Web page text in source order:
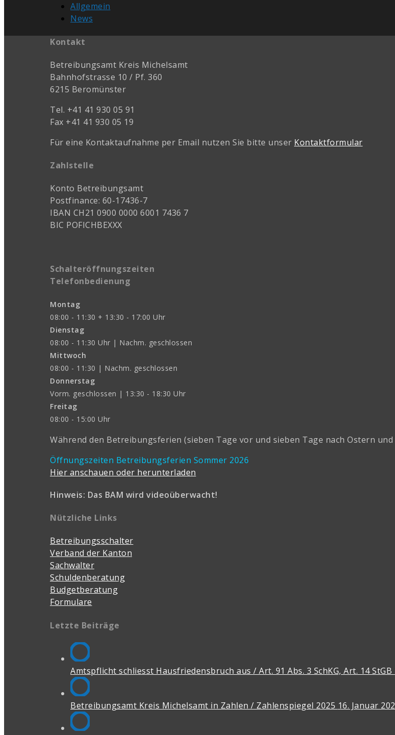
Allgemein
News
Kontakt
Betreibungsamt Kreis Michelsamt
Bahnhofstrasse 10 / Pf. 360
6215 Beromünster
Tel. +41 41 930 05 91
Fax +41 41 930 05 19
Für eine Kontaktaufnahme per Email nutzen Sie bitte unser Kontaktformular
Zahlstelle
Konto Betreibungsamt
Postfinance: 60-17436-7
IBAN CH21 0900 0000 6001 7436 7
BIC POFICHBEXXX
Schalteröffnungszeiten
Telefonbedienung
Montag
08:00 - 11:30 + 13:30 - 17:00 Uhr
Dienstag
08:00 - 11:30 Uhr | Nachm. geschlossen
Mittwoch
08:00 - 11:30 | Nachm. geschlossen
Donnerstag
Vorm. geschlossen | 13:30 - 18:30 Uhr
Freitag
08:00 - 15:00 Uhr
Während den Betreibungsferien (sieben Tage vor und sieben Tage nach Ostern
Öffnungszeiten Betreibungsferien Sommer 2026
Hier anschauen oder herunterladen
Hinweis: Das BAM wird videoüberwacht!
Nützliche Links
Betreibungsschalter
Verband der Kanton
Sachwalter
Schuldenberatung
Budgetberatung
Formulare
Letzte Beiträge
Amtspflicht schliesst Hausfriedensbruch aus / Art. 91 Abs. 3 SchKG, Art. 14 StGB
Betreibungsamt Kreis Michelsamt in Zahlen / Zahlenspiegel 2025 16. Januar